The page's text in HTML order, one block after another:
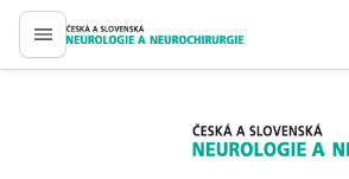
proLékaře.cz
proLékaře.cz